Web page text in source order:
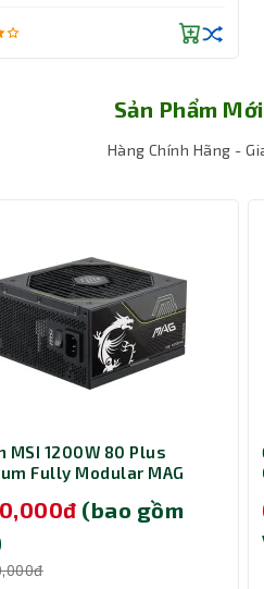
là lựa chọn lý tưởng cho
giảm hiệu suất hoạt động. Sản
E2-410 ngay hôm nay
Sản Phẩm
Hàng Chính Hãng -
MSI 1200W 80 Plus
Fully Modular MAG
(bao gồm